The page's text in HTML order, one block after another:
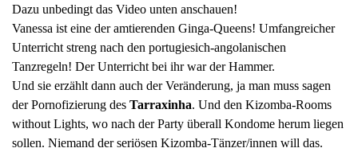
Dazu unbedingt das Video unten anschauen!
Vanessa ist eine der amtierenden Ginga-Queens! Umfangreicher
Unterricht streng nach den portugiesich-angolanischen
Tanzregeln! Der Unterricht bei ihr war der Hammer.
Und sie erzählt dann auch der Veränderung, ja man muss sagen
der Pornofizierung des Tarraxinha. Und den Kizomba-Rooms
without Lights, wo nach der Party überall Kondome herum liegen
sollen. Niemand der seriösen Kizomba-Tänzer/innen will das.